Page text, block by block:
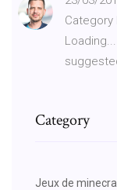
Category
Category
Jeux de